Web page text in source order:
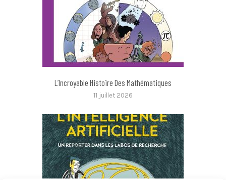
L’Incroyable Histoire Des Mathématiques
11 juillet 2026